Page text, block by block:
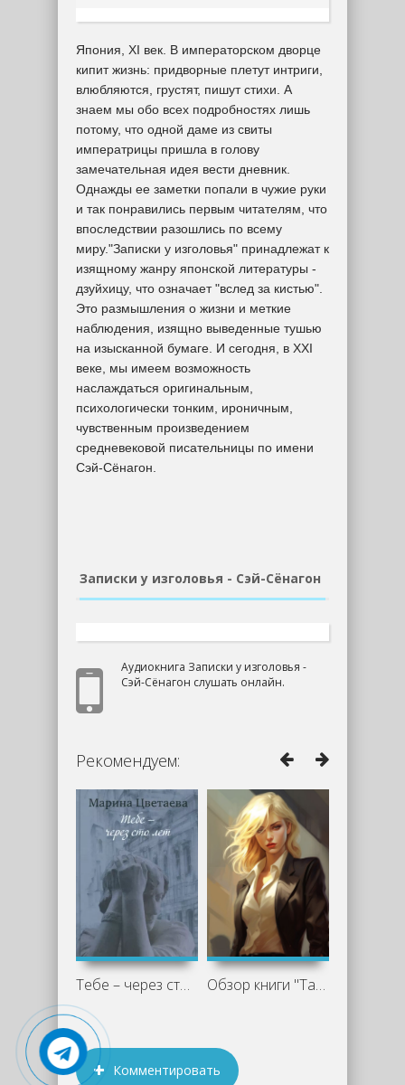
Япония, XI век. В императорском дворце
кипит жизнь: придворные плетут интриги,
влюбляются, грустят, пишут стихи. А
знаем мы обо всех подробностях лишь
потому, что одной даме из свиты
императрицы пришла в голову
замечательная идея вести дневник.
Однажды ее заметки попали в чужие руки
и так понравились первым читателям, что
впоследствии разошлись по всему
миру."Записки у изголовья" принадлежат к
изящному жанру японской литературы -
дзуйхицу, что означает "вслед за кистью".
Это размышления о жизни и меткие
наблюдения, изящно выведенные тушью
на изысканной бумаге. И сегодня, в XXI
веке, мы имеем возможность
наслаждаться оригинальным,
психологически тонким, ироничным,
чувственным произведением
средневековой писательницы по имени
Сэй-Сёнагон.
Записки у изголовья - Сэй-Сёнагон
Аудиокнига Записки у изголовья -
Сэй-Сёнагон слушать онлайн.
Рекомендуем:
Тебе – через сто лет - Марина Цветаева Обзор книги "Тайна моего мужа", Дана
Комментировать